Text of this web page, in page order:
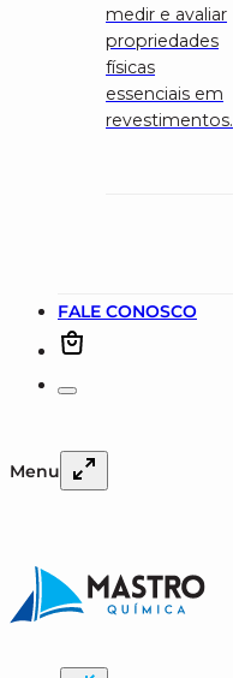
medir e avaliar
propriedades
físicas
essenciais em
revestimentos.
FALE CONOSCO
Menu